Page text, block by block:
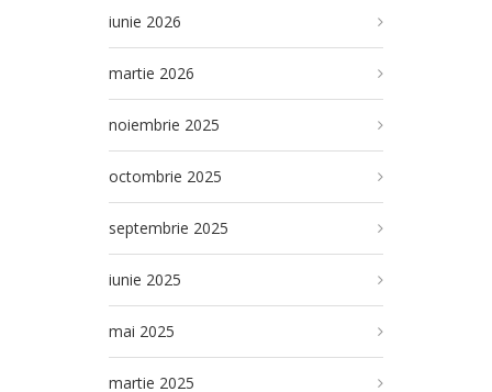
iunie 2026
martie 2026
noiembrie 2025
octombrie 2025
septembrie 2025
iunie 2025
mai 2025
martie 2025